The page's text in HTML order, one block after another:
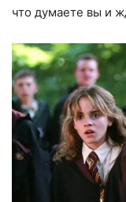
что думаете вы и